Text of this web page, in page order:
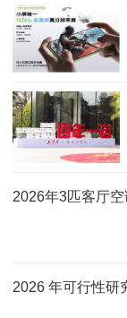
2026年3匹客厅
2026 年可行性研